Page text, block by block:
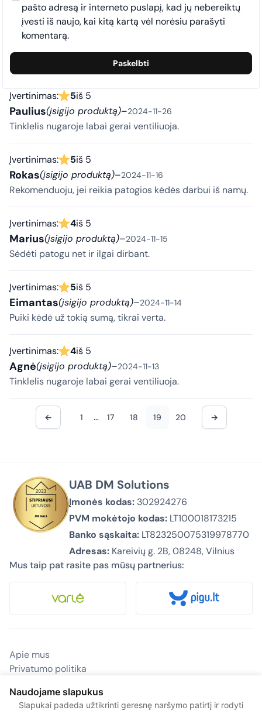
Įvertinimas: 5iš 5
Paulius(įsigijo produktą)–2024-11-26
Tinklelis nugaroje labai gerai ventiliuoja.
Įvertinimas: 5iš 5
Rokas(įsigijo produktą)–2024-11-16
Rekomenduoju, jei reikia patogios kėdės darbui iš namų.
Įvertinimas: 4iš 5
Marius(įsigijo produktą)–2024-11-15
Sėdėti patogu net ir ilgai dirbant.
Įvertinimas: 5iš 5
Eimantas(įsigijo produktą)–2024-11-14
Puiki kėdė už tokią sumą, tikrai verta.
Įvertinimas: 4iš 5
Agnė(įsigijo produktą)–2024-11-13
Tinklelis nugaroje labai gerai ventiliuoja.
← 1 … 17 18 19 20 →
pašto adresą ir interneto puslapį, kad jų nebereiktų
įvesti iš naujo, kai kitą kartą vėl norėsiu parašyti
komentarą.
UAB DM Solutions
Įmonės kodas: 302924276
PVM mokėtojo kodas: LT100018173215
Banko sąskaita: LT823250075319978770
Adresas: Kareivių g. 2B, 08248, Vilnius
Mus taip pat rasite pas mūsų partnerius:
© 2026 Biurovizija.lt – Visos teisės saugomos.
Apie mus
Privatumo politika
Kontaktai
Naudojame slapukus
Slapukai padeda užtikrinti geresnę naršymo patirtį ir rodyti